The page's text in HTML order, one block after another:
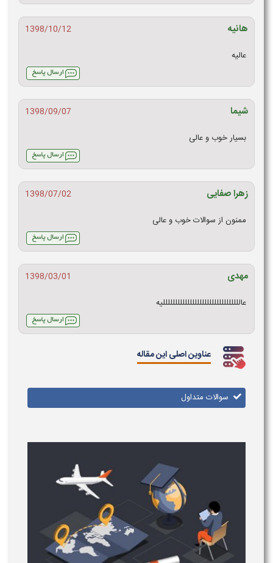
هانیه
1398/10/12
عالیه
شیما
1398/09/07
بسیار خوب و عالی
زهرا صفایی
1398/07/02
ممنون از سوالات خوب و عالی
مهدی
1398/03/01
عاللللللللللللللللللللللللللللللللیه
عناوین اصلی این مقاله
سوالات متداول